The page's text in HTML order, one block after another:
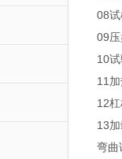
08
09
10
11
12
13
弯曲